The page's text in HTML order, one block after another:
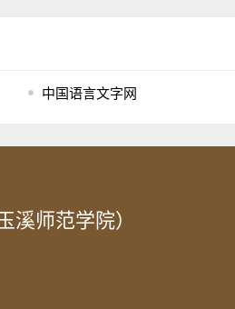
中国语言文字网
师范学院）